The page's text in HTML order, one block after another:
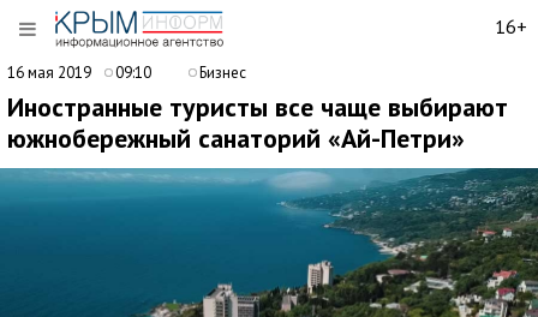
16+
16 мая 2019 09:10 Бизнес
Иностранные туристы все чаще выбирают
южнобережный санаторий «Ай-Петри»